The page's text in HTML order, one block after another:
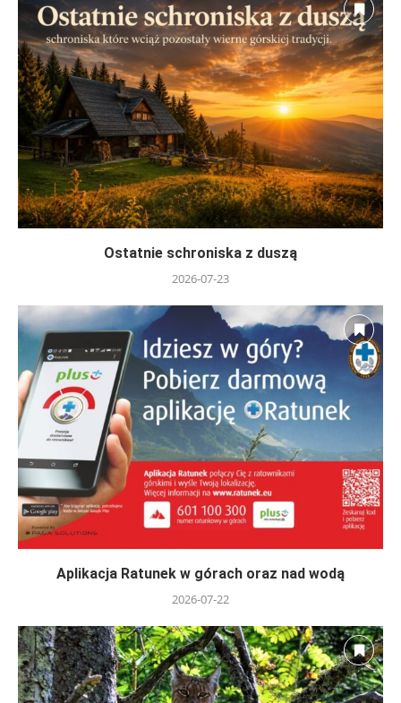
Ostatnie schroniska z duszą
2026-07-23
Aplikacja Ratunek w górach oraz nad wodą
2026-07-22